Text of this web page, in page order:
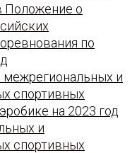
Положение о
по
межрегиональных и
спортивных
на 2023 год
и
спортивных